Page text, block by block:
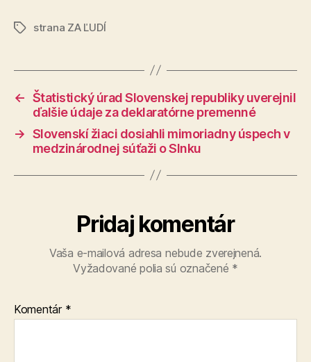
Značkystrana ZA ĽUDÍ
← Štatistický úrad Slovenskej republiky uverejnil
ďalšie údaje za deklaratórne premenné
→ Slovenskí žiaci dosiahli mimoriadny úspech v
medzinárodnej súťaži o Slnku
Pridaj komentár
Vaša e-mailová adresa nebude zverejnená.
Vyžadované polia sú označené *
Komentár *